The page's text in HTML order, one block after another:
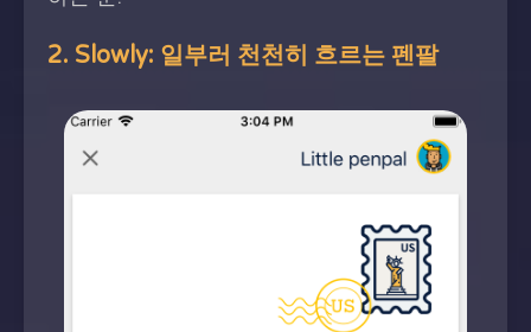
2. Slowly: 일부러 천천히 흐르는 펜팔